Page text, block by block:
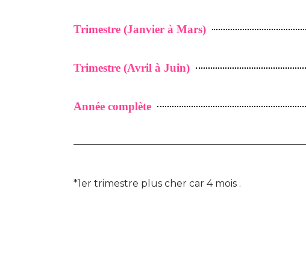
Trimestre (Janvier à Mars)
Trimestre (Avril à Juin)
Année complète
*1er trimestre plus cher car 4 mois .